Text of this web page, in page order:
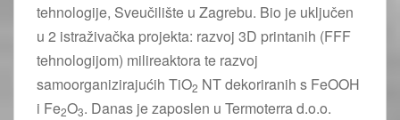
tehnologije, Sveučilište u Zagrebu. Bio je uključen
u 2 istraživačka projekta: razvoj 3D printanih (FFF
tehnologijom) milireaktora te razvoj
samoorganizirajućih TiO2 NT dekoriranih s FeOOH
i Fe2O3. Danas je zaposlen u Termoterra d.o.o.